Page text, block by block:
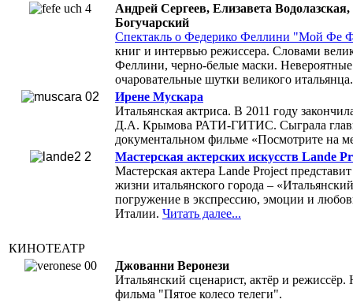
Андрей Сергеев, Елизавета
Богучарский
Cпектакль о Федерико Феллини "Мой Фе
книг и интервью режиссера. Словами
Феллини, черно-белые маски.
очаровательные шутки великого
Ирене Мускара
Итальянская актриса. В 2011 году
Д.А. Крымова РАТИ-ГИТИС. Сыграла
документальном фильме «Посмотрите на
Мастерская актерских искусств Lande
Мастерская актера Lande Project
жизни итальянского города –
погружение в экспрессию, эмоции и
Италии. Читать далее...
КИНОТЕАТР
Джованни Веронези
Итальянский сценарист, актёр и режиссёр.
фильма "Пятое колесо телеги".